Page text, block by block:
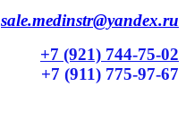
sale.medinstr@yandex.ru
+7 (921) 744-75-02
+7 (911) 775-97-67